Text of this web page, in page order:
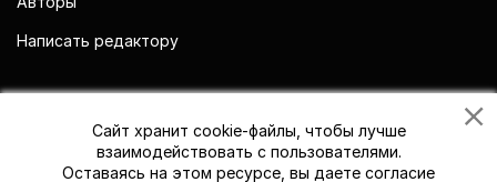
Написать редактору
Сайт хранит cookie-файлы, чтобы лучше
взаимодействовать с пользователями.
Оставаясь на этом ресурсе, вы даете согласие